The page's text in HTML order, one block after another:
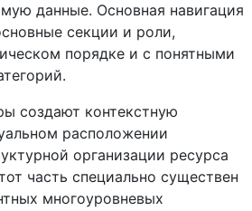
данные. Основная навигация
секции и роли,
порядке и с понятными
создают контекстную
расположении
организации ресурса
часть специально существен
многоуровневых